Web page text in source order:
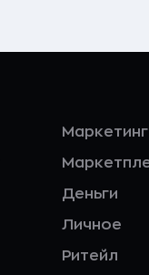
Маркетинг
Деньги
Личное
Ритейл